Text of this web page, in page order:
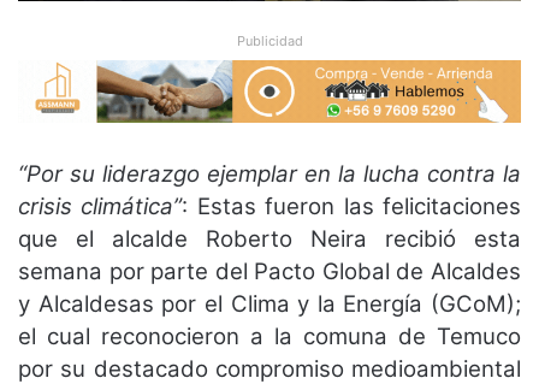
Publicidad
“Por su liderazgo ejemplar en la lucha contra la
crisis climática”: Estas fueron las felicitaciones
que el alcalde Roberto Neira recibió esta
semana por parte del Pacto Global de Alcaldes
y Alcaldesas por el Clima y la Energía (GCoM);
el cual reconocieron a la comuna de Temuco
por su destacado compromiso medioambiental